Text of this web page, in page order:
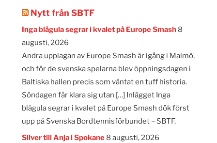
Nytt från SBTF
Inga blågula segrar i kvalet på Europe Smash 8
augusti, 2026
Andra upplagan av Europe Smash är igång i Malmö,
och för de svenska spelarna blev öppningsdagen i
Baltiska hallen precis som väntat en tuff historia.
Söndagen får klara sig utan […] Inlägget Inga
blågula segrar i kvalet på Europe Smash dök först
upp på Svenska Bordtennisförbundet – SBTF.
Silver till Anja i Spokane 8 augusti, 2026